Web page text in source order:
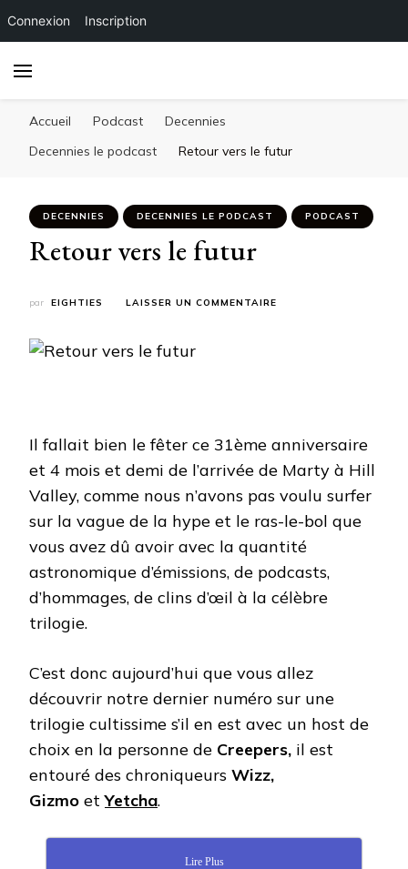
Connexion Inscription
Accueil Podcast
Decennies
Decennies le podcast
Retour vers le futur
DECENNIES DECENNIES LE PODCAST PODCAST
Retour vers le futur
par EIGHTIES LAISSER UN COMMENTAIRE
Il fallait bien le fêter ce 31ème anniversaire
et 4 mois et demi de l’arrivée de Marty à Hill
Valley, comme nous n’avons pas voulu surfer
sur la vague de la hype et le ras-le-bol que
vous avez dû avoir avec la quantité
astronomique d’émissions, de podcasts,
d’hommages, de clins d’œil à la célèbre
trilogie.
C’est donc aujourd’hui que vous allez
découvrir notre dernier numéro sur une
trilogie cultissime s’il en est avec un host de
choix en la personne de Creepers, il est
entouré des chroniqueurs Wizz,
Gizmo et Yetcha.
Lire Plus